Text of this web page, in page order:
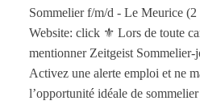
Sommelier f/m/d - Le Meurice
Website: click ⚜️ Lors de toute
mentionner Zeitgeist
Activez une alerte emploi et ne
l’opportunité idéale de